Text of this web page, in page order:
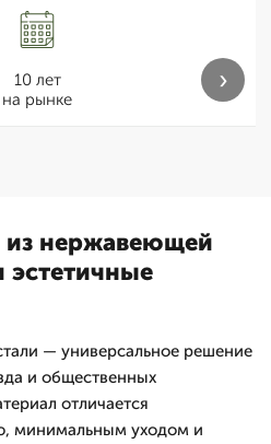
10 лет
на рынке
›
из нержавеющей
эстетичные
— универсальное решение
и общественных
отличается
минимальным уходом и